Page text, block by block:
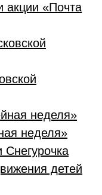
акции «Почта
неделя»